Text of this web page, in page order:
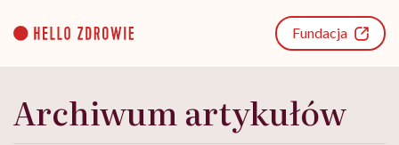
content
Fundacja
Archiwum artykułów